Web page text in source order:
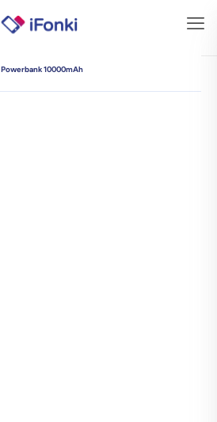
Powerbank 10000mAh